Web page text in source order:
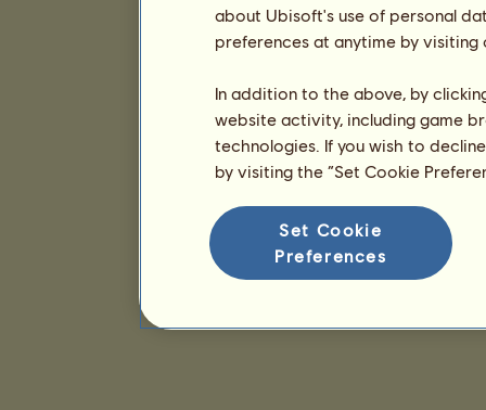
about Ubisoft's use of personal
preferences at anytime by
In addition to the above, by
website activity, including game
technologies. If you wish to
by visiting the “Set Cookie
Set Cookie
Preferences